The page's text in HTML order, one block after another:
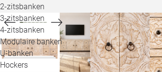
2-zitsbanken
3-zitsbanken
4-zitsbanken
Modulaire banken
U-banken
Hockers